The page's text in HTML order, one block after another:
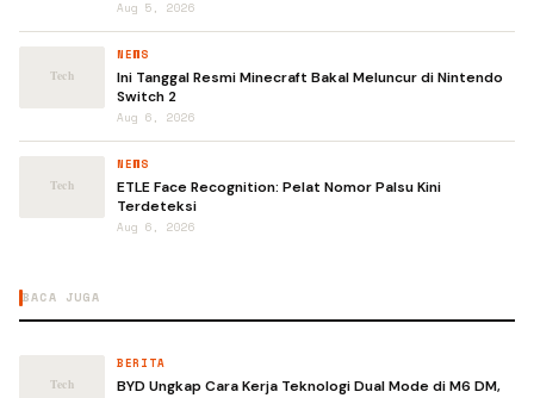
Aug 5, 2026
NEWS
Ini Tanggal Resmi Minecraft Bakal Meluncur di Nintendo
Switch 2
Aug 6, 2026
NEWS
ETLE Face Recognition: Pelat Nomor Palsu Kini
Terdeteksi
Aug 6, 2026
BACA JUGA
BERITA
BYD Ungkap Cara Kerja Teknologi Dual Mode di M6 DM,